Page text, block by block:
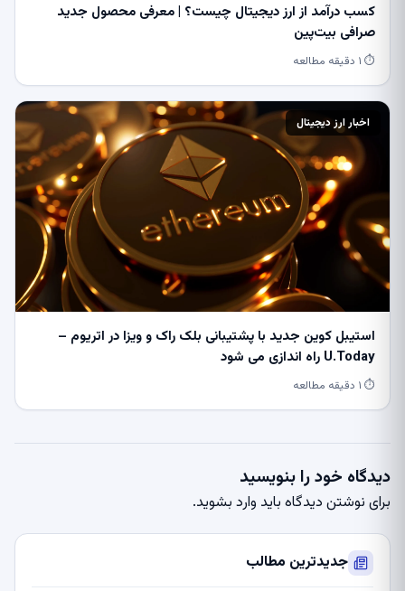
کسب درآمد از ارز دیجیتال چیست؟ | معرفی محصول جدید
صرافی بیت‌پین
⏱ ۱ دقیقه مطالعه
اخبار ارز دیجیتال
استیبل کوین جدید با پشتیبانی بلک راک و ویزا در اتریوم –
U.Today راه اندازی می شود
⏱ ۱ دقیقه مطالعه
دیدگاه خود را بنویسید
برای نوشتن دیدگاه باید وارد بشوید.
جدیدترین مطالب